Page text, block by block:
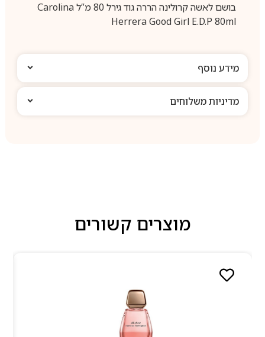
בושם לאשה קרולינה הררה גוד גירל 80 מ”ל Carolina
Herrera Good Girl E.D.P 80ml
מידע נוסף
מדיניות משלוחים
מוצרים קשורים